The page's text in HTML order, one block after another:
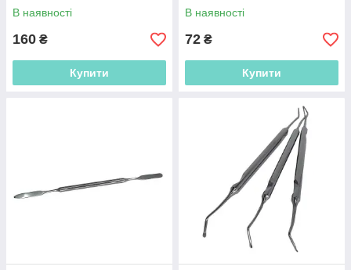
В наявності
160 ₴
Купити
В наявності
72 ₴
Купити